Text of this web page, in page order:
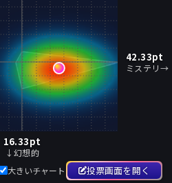
42.33pt
ミステリ→
16.33pt
↓幻想的
大きいチャート
投票画面を開く